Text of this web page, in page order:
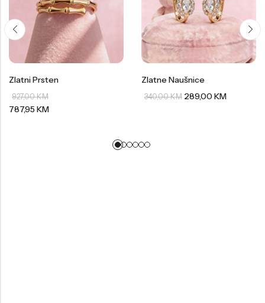
Zlatni Prsten
927,00KM
787,95KM
Zlatne Naušnice
340,00KM 289,00 KM